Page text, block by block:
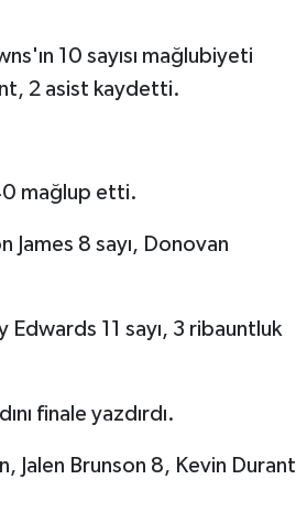
10 sayısı mağlubiyeti
2 asist kaydetti.
mağlup etti.
James 8 sayı, Donovan
11 sayı, 3 ribauntluk
finale yazdırdı.
Jalen Brunson 8, Kevin Durant